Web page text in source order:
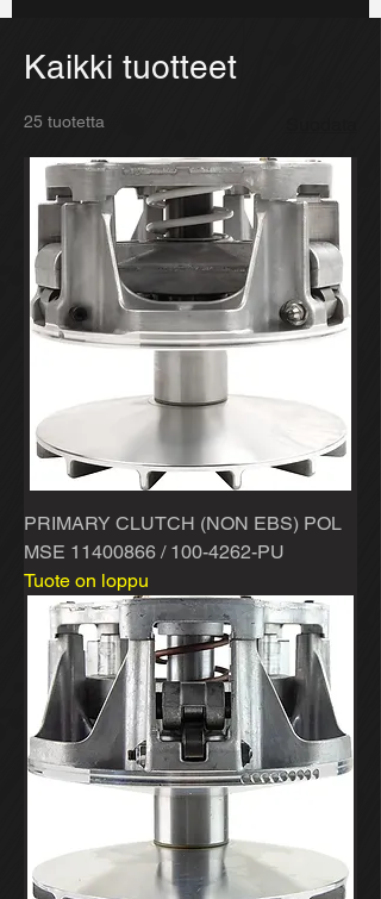
Kaikki tuotteet
25 tuotetta
PRIMARY CLUTCH (NON EBS) POL
MSE 11400866 / 100-4262-PU
Tuote on loppu